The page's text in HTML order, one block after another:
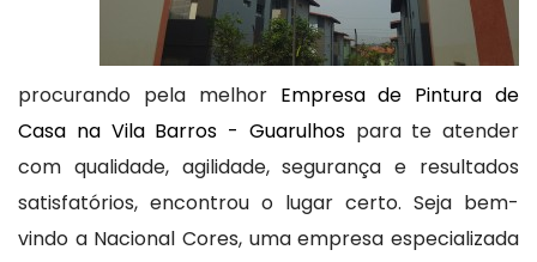
procurando pela melhor Empresa de Pintura de
Casa na Vila Barros - Guarulhospara te atender
com qualidade, agilidade, segurança e resultados
satisfatórios, encontrou o lugar certo. Seja bem-
vindo a Nacional Cores, uma empresa especializada